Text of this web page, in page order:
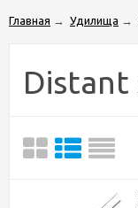
Главная → Удилища →
Distant